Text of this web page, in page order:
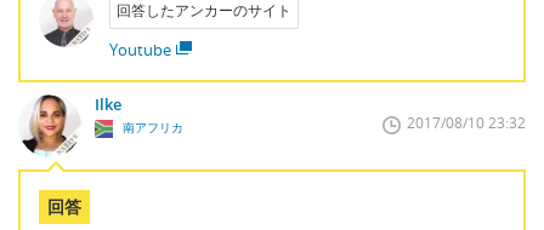
回答したアンカーのサイト
Youtube
Ilke
南アフリカ 2017/08/10 23:32
回答